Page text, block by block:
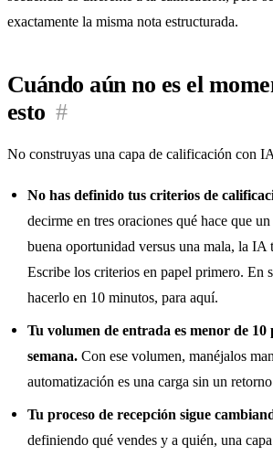
exactamente la misma nota estructurada.
Cuándo aún no es el
esto #
No construyas una capa de calificación con
No has definido tus criterios de
decirme en tres oraciones qué hace que
buena oportunidad versus una mala, la IA
Escribe los criterios en papel primero. En
hacerlo en 10 minutos, para aquí.
Tu volumen de entrada es menor de 10
semana. Con ese volumen, manéjalos
automatización es una carga sin un
Tu proceso de recepción sigue
definiendo qué vendes y a quién, una